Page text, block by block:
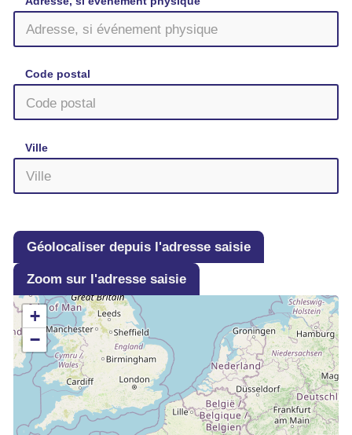
Code postal
Ville
Géolocaliser depuis l'adresse saisie
Zoom sur l'adresse saisie
+
−